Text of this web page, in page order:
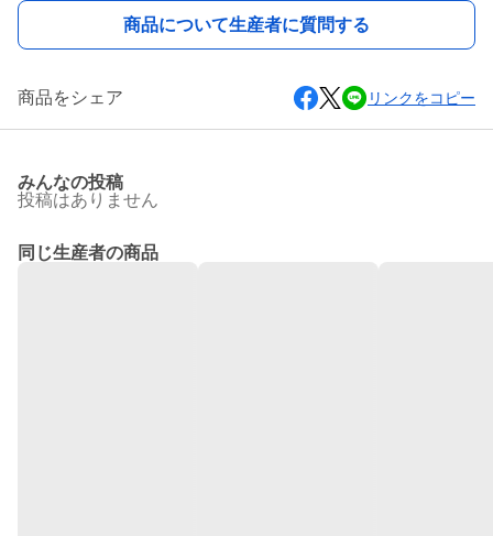
商品について生産者に質問する
商品をシェア リンクをコピー
みんなの投稿
投稿はありません
同じ生産者の商品